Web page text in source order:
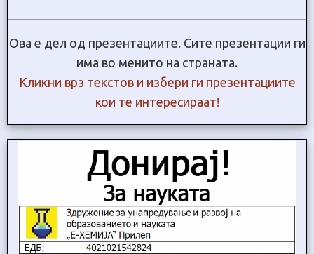
Ова е дел од презентациите. Сите презентации ги
има во менито на страната.
Кликни врз текстов и избери ги презентациите
кои те интересираат!